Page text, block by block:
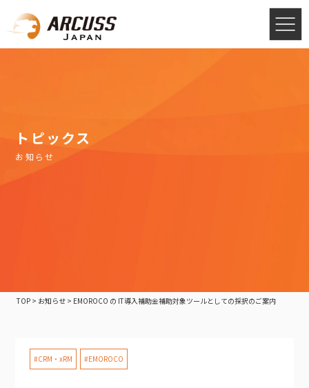
トピックス
お知らせ
TOP > お知らせ > EMOROCO の IT導入補助金補助対象ツールとしての採択のご案内
#CRM・xRM #EMOROCO